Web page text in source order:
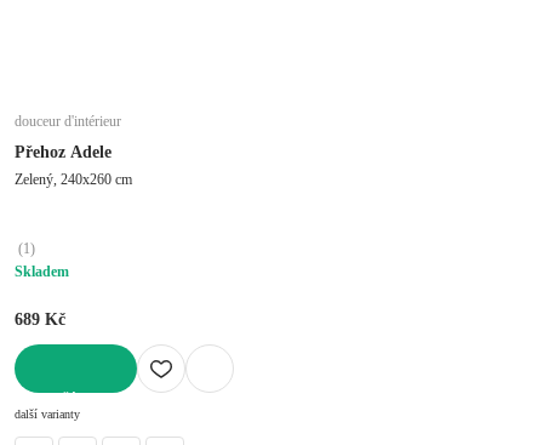
douceur d'intérieur
Přehoz Adele
Zelený, 240x260 cm
(1)
Skladem
689 Kč
další varianty